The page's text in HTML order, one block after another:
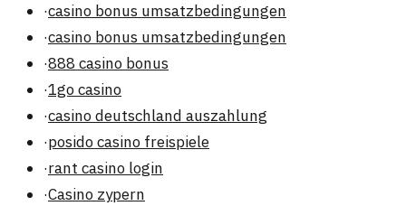
·casino bonus umsatzbedingungen
·casino bonus umsatzbedingungen
·888 casino bonus
·1go casino
·casino deutschland auszahlung
·posido casino freispiele
·rant casino login
·Casino zypern